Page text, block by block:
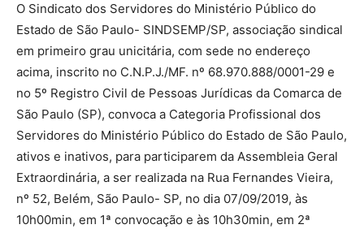
O Sindicato dos Servidores do Ministério Público do
Estado de São Paulo- SINDSEMP/SP, associação sindical
em primeiro grau unicitária, com sede no endereço
acima, inscrito no C.N.P.J./MF. nº 68.970.888/0001-29 e
no 5º Registro Civil de Pessoas Jurídicas da Comarca de
São Paulo (SP), convoca a Categoria Profissional dos
Servidores do Ministério Público do Estado de São Paulo,
ativos e inativos, para participarem da Assembleia Geral
Extraordinária, a ser realizada na Rua Fernandes Vieira,
nº 52, Belém, São Paulo- SP, no dia 07/09/2019, às
10h00min, em 1ª convocação e às 10h30min, em 2ª